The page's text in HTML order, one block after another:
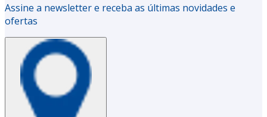
Assine a newsletter e receba as últimas novidades e
ofertas